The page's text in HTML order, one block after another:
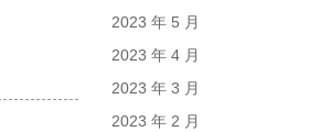
2023 年 5 月
2023 年 4 月
2023 年 3 月
2023 年 2 月